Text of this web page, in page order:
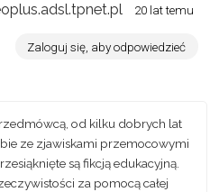
20 lat temu
Zaloguj się, aby odpowiedzieć
od kilku dobrych lat
ze zjawiskami przemocowymi
są fikcją edukacyjną.
za pomocą całej